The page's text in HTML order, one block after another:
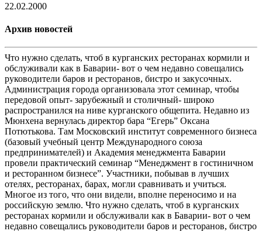
22.02.2000
Архив новостей
Что нужно сделать, чтоб в курганских ресторанах кормили и
обслуживали как в Баварии- вот о чем недавно совещались
руководители баров и ресторанов, бистро и закусочных.
Администрация города организовала этот семинар, чтобы
передовой опыт- зарубежный и столичный- широко
распространился на ниве курганского общепита. Недавно из
Мюнхена вернулась директор бара “Егерь” Оксана
Потютькова. Там Московский институт современного бизнеса
(базовый учебный центр Международного союза
предпринимателей) и Академия менеджмента Баварии
провели практический семинар “Менеджмент в гостиничном
и ресторанном бизнесе”. Участники, побывав в лучших
отелях, ресторанах, барах, могли сравнивать и учиться.
Многое из того, что они видели, вполне переносимо и на
российскую землю. Что нужно сделать, чтоб в курганских
ресторанах кормили и обслуживали как в Баварии- вот о чем
недавно совещались руководители баров и ресторанов, бистро